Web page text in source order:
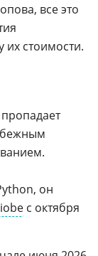
все это
их стоимости.
он
с октября